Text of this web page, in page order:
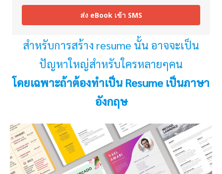
ส่ง eBook เข้า SMS
สำหรับการสร้าง resume นั้น อาจจะเป็น
ปัญหาใหญ่สำหรับใครหลายๆคน
โดยเฉพาะถ้าต้องทำเป็น Resume เป็นภาษา
อังกฤษ